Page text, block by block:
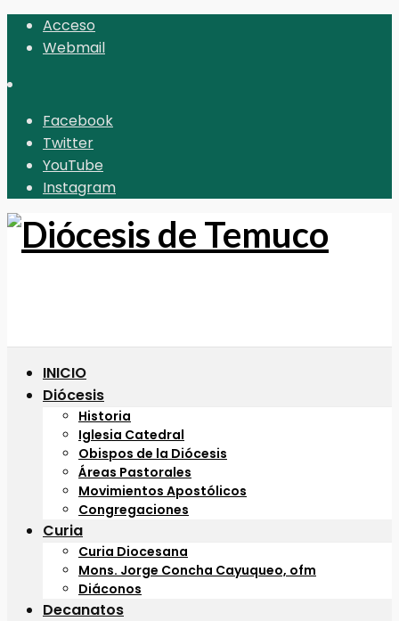
Acceso
Webmail
Facebook
Twitter
YouTube
Instagram
INICIO
Diócesis
Historia
Iglesia Catedral
Obispos de la Diócesis
Áreas Pastorales
Movimientos Apostólicos
Congregaciones
Curia
Curia Diocesana
Mons. Jorge Concha Cayuqueo, ofm
Diáconos
Decanatos